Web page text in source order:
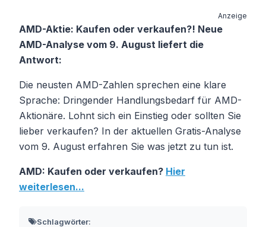
Anzeige
AMD-Aktie: Kaufen oder verkaufen?! Neue
AMD-Analyse vom 9. August liefert die
Antwort:
Die neusten AMD-Zahlen sprechen eine klare
Sprache: Dringender Handlungsbedarf für AMD-
Aktionäre. Lohnt sich ein Einstieg oder sollten Sie
lieber verkaufen? In der aktuellen Gratis-Analyse
vom 9. August erfahren Sie was jetzt zu tun ist.
AMD: Kaufen oder verkaufen? Hier
weiterlesen...
Schlagwörter: